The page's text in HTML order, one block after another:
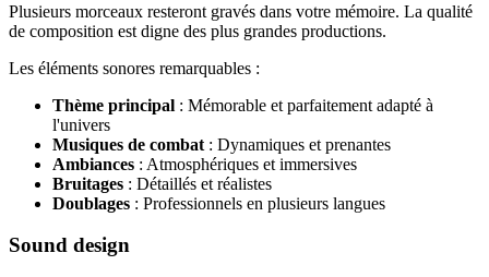
Plusieurs morceaux resteront gravés dans votre mémoire. La qualité
de composition est digne des plus grandes productions.
Les éléments sonores remarquables :
Thème principal : Mémorable et parfaitement adapté à
l'univers
Musiques de combat : Dynamiques et prenantes
Ambiances : Atmosphériques et immersives
Bruitages : Détaillés et réalistes
Doublages : Professionnels en plusieurs langues
Sound design